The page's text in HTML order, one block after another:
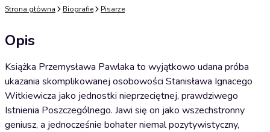
Strona główna Biografie Pisarze
Opis
Książka Przemysława Pawlaka to wyjątkowo udana próba
ukazania skomplikowanej osobowości Stanisława Ignacego
Witkiewicza jako jednostki nieprzeciętnej, prawdziwego
Istnienia Poszczególnego. Jawi się on jako wszechstronny
geniusz, a jednocześnie bohater niemal pozytywistyczny,